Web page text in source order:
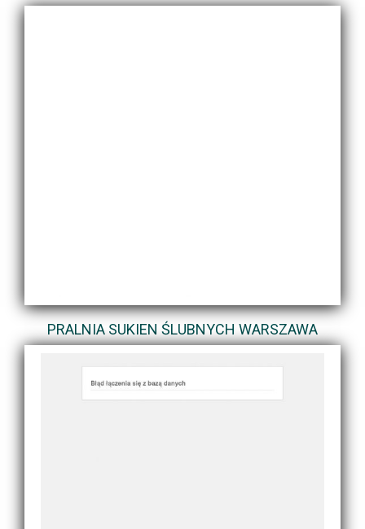
PRALNIA SUKIEN ŚLUBNYCH WARSZAWA